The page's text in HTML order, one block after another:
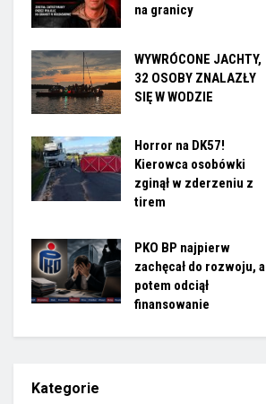
na granicy
WYWRÓCONE JACHTY,
32 OSOBY ZNALAZŁY
SIĘ W WODZIE
Horror na DK57!
Kierowca osobówki
zginął w zderzeniu z
tirem
PKO BP najpierw
zachęcał do rozwoju, a
potem odciął
finansowanie
Kategorie